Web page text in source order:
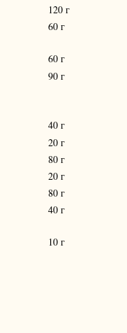
120 г
60 г
60 г
90 г
40 г
20 г
80 г
20 г
80 г
40 г
10 г